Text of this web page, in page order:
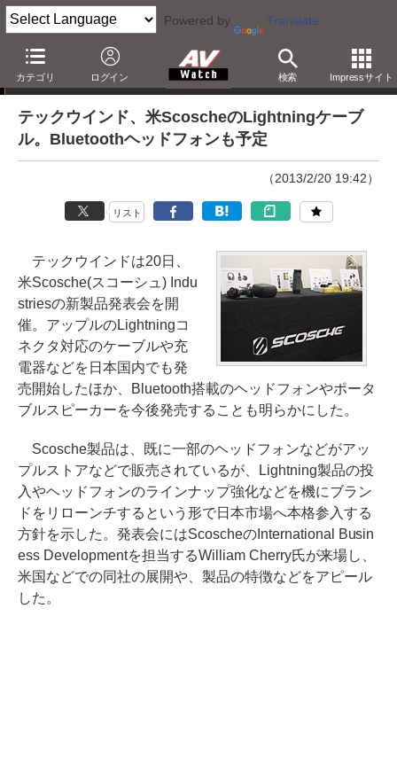
Powered by Translate
カテゴリ ログイン 検索 Impressサイト
ニュース
テックウインド、米ScoscheのLightningケーブ
ル。Bluetoothヘッドフォンも予定
（2013/2/20 19:42）
リスト
テックウインドは20日、
米Scosche(スコーシュ) Indu
striesの新製品発表会を開
催。アップルのLightningコ
ネクタ対応のケーブルや充
電器などを日本国内でも発
売開始したほか、Bluetooth搭載のヘッドフォンやポータ
ブルスピーカーを今後発売することも明らかにした。
Scosche製品は、既に一部のヘッドフォンなどがアッ
プルストアなどで販売されているが、Lightning製品の投
入やヘッドフォンのラインナップ強化などを機にブラン
ドをリローンチするという形で日本市場へ本格参入する
方針を示した。発表会にはScoscheのInternational Busin
ess Developmentを担当するWilliam Cherry氏が来場し、
米国などでの同社の展開や、製品の特徴などをアピール
した。